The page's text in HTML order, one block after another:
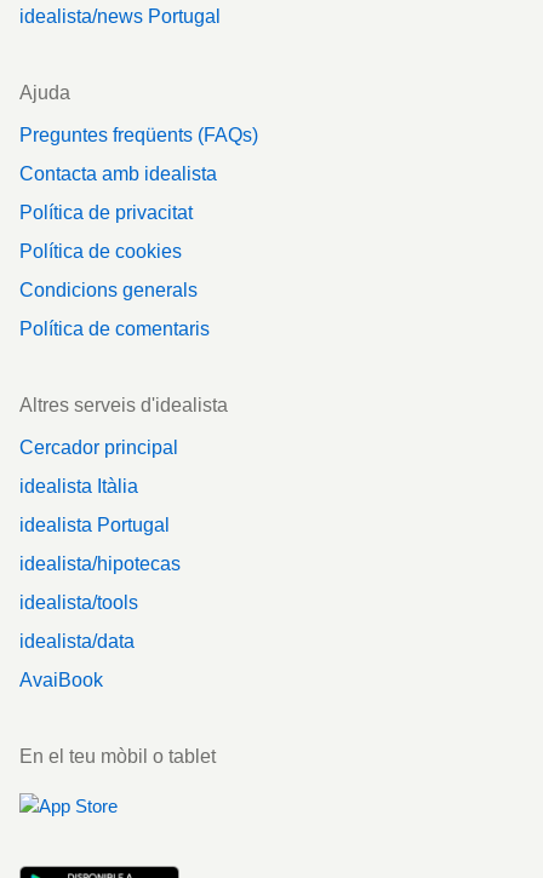
idealista/news Portugal
Ajuda
Preguntes freqüents (FAQs)
Contacta amb idealista
Política de privacitat
Política de cookies
Condicions generals
Política de comentaris
Altres serveis d'idealista
Cercador principal
idealista Itàlia
idealista Portugal
idealista/hipotecas
idealista/tools
idealista/data
AvaiBook
En el teu mòbil o tablet